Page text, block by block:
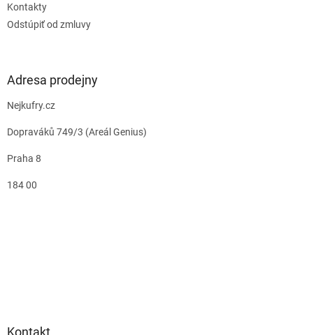
Kontakty
Odstúpiť od zmluvy
Adresa prodejny
Nejkufry.cz
Dopraváků 749/3 (Areál Genius)
Praha 8
184 00
Kontakt